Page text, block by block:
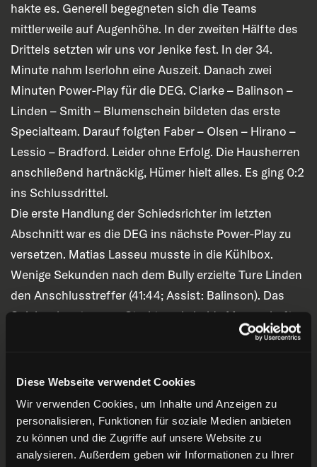
Diese Webseite verwendet Cookies
Wir verwenden Cookies, um Inhalte und Anzeigen zu
personalisieren, Funktionen für soziale Medien anbieten
zu können und die Zugriffe auf unsere Website zu
analysieren. Außerdem geben wir Informationen zu Ihrer
hakte es. Generell begegneten sich die Teams
mittlerweile auf Augenhöhe. In der zweiten Hälfte des
Drittels setzten wir uns vor Jenike fest. In der 34.
Minute nahm Iserlohn eine Auszeit. Danach zwei
Minuten Power-Play für die DEG. Clarke – Balinson –
Linden – Smith – Blumenschein bildeten das erste
Specialteam. Darauf folgten Faber – Olsen – Hirano –
Lessio – Bradford. Leider ohne Erfolg. Die Hausherren
anschließend hartnäckig, Hümer hielt alles. Es ging 0:2
ins Schlussdrittel.
Die erste Handlung der Schiedsrichter im letzten
Abschnitt war es die DEG ins nächste Power-Play zu
versetzen. Matias Lasseu musste in die Kühlbox.
Wenige Sekunden nach dem Bully erzielte Ture Linden
den Anschlusstreffer (41:44; Assist: Balinson). Das
Spiel verlor etwas an Struktur, als beide Mannschaften
in ein wildes Hin und Her gerieten. In der 46.
– wir wünschen Gute Besserung! Kristian
Blumenschein und Manuel Alberg gingen
anschließend zwei Minuten in die Kühlbox. Darauf
folgte eine 2+2 Minuten Strafe gegen Lessio. Trotzdem
blieb die DEG im Spiel und befreite sich unter anderem